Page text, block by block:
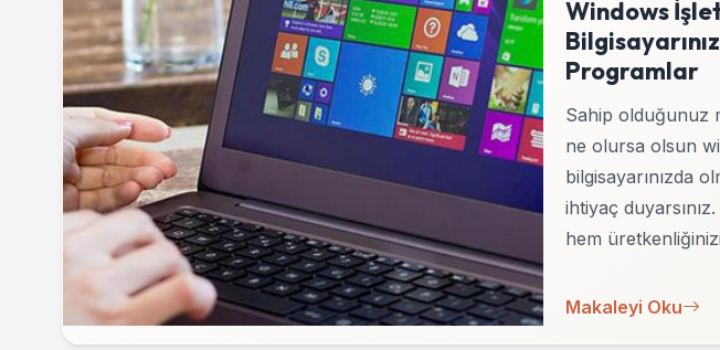
Windows
Programlar
Sahip olduğunuz
ne olursa olsun
bilgisayarınızda
ihtiyaç
hem
Makaleyi Oku